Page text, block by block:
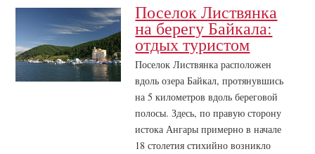
Поселок Листвянка
на берегу Байкала:
отдых туристом
Поселок Листвянка расположен
вдоль озера Байкал, протянувшись
на 5 километров вдоль береговой
полосы. Здесь, по правую сторону
истока Ангары примерно в начале
18 столетия стихийно возникло